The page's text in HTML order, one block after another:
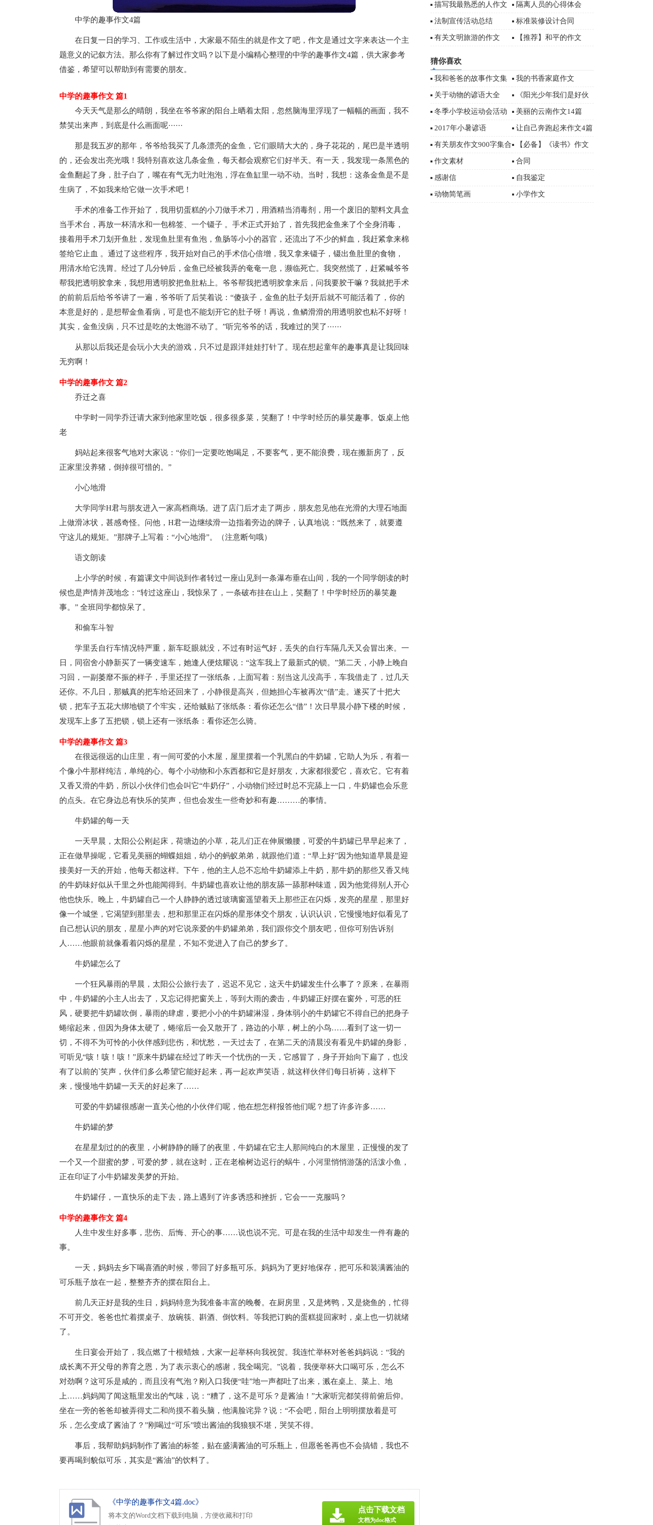
中学的趣事作文4篇
在日复一日的学习、工作或生活中，大家最不陌生的就是作文了吧，作文是通过文字来表达一个主
题意义的记叙方法。那么你有了解过作文吗？以下是小编精心整理的中学的趣事作文4篇，供大家参考
借鉴，希望可以帮助到有需要的朋友。
中学的趣事作文 篇1
今天天气是那么的晴朗，我坐在爷爷家的阳台上晒着太阳，忽然脑海里浮现了一幅幅的画面，我不
禁笑出来声，到底是什么画面呢······
那是我五岁的那年，爷爷给我买了几条漂亮的金鱼，它们眼睛大大的，身子花花的，尾巴是半透明
的，还会发出亮光哦！我特别喜欢这几条金鱼，每天都会观察它们好半天。有一天，我发现一条黑色的
金鱼翻起了身，肚子白了，嘴在有气无力吐泡泡，浮在鱼缸里一动不动。当时，我想：这条金鱼是不是
生病了，不如我来给它做一次手术吧！
手术的准备工作开始了，我用切蛋糕的小刀做手术刀，用酒精当消毒剂，用一个废旧的塑料文具盒
当手术台，再放一杯清水和一包棉签、一个镊子 。手术正式开始了，首先我把金鱼来了个全身消毒，
接着用手术刀划开鱼肚，发现鱼肚里有鱼泡，鱼肠等小小的器官，还流出了不少的鲜血，我赶紧拿来棉
签给它止血 。通过了这些程序，我开始对自己的手术信心倍增，我又拿来镊子，镊出鱼肚里的食物，
用清水给它洗胃。经过了几分钟后，金鱼已经被我弄的奄奄一息，濒临死亡。我突然慌了，赶紧喊爷爷
帮我把透明胶拿来，我想用透明胶把鱼肚粘上。爷爷帮我把透明胶拿来后，问我要胶干嘛？我就把手术
的前前后后给爷爷讲了一遍，爷爷听了后笑着说：“傻孩子，金鱼的肚子划开后就不可能活着了，你的
本意是好的，是想帮金鱼看病，可是也不能划开它的肚子呀！再说，鱼鳞滑滑的用透明胶也粘不好呀！
其实，金鱼没病，只不过是吃的太饱游不动了。”听完爷爷的话，我难过的哭了······
从那以后我还是会玩小大夫的游戏，只不过是跟洋娃娃打针了。现在想起童年的趣事真是让我回味
无穷啊！
中学的趣事作文 篇2
乔迁之喜
中学时一同学乔迁请大家到他家里吃饭，很多很多菜，笑翻了！中学时经历的暴笑趣事。饭桌上他
老
妈站起来很客气地对大家说：“你们一定要吃饱喝足，不要客气，更不能浪费，现在搬新房了，反
正家里没养猪，倒掉很可惜的。”
小心地滑
大学同学H君与朋友进入一家高档商场。进了店门后才走了两步，朋友忽见他在光滑的大理石地面
上做滑冰状，甚感奇怪。问他，H君一边继续滑一边指着旁边的牌子，认真地说：“既然来了，就要遵
守这儿的规矩。”那牌子上写着：“小心地滑”。（注意断句哦）
语文朗读
上小学的时候，有篇课文中间说到作者转过一座山见到一条瀑布垂在山间，我的一个同学朗读的时
候也是声情并茂地念：“转过这座山，我惊呆了，一条破布挂在山上，笑翻了！中学时经历的暴笑趣
事。” 全班同学都惊呆了。
和偷车斗智
学里丢自行车情况特严重，新车眨眼就没，不过有时运气好，丢失的自行车隔几天又会冒出来。一
日，同宿舍小静新买了一辆变速车，她逢人便炫耀说：“这车我上了最新式的锁。”第二天，小静上晚自
习回，一副萎靡不振的样子，手里还捏了一张纸条，上面写着：别当这儿没高手，车我借走了，过几天
还你。不几日，那贼真的把车给还回来了，小静很是高兴，但她担心车被再次“借”走。遂买了十把大
锁，把车子五花大绑地锁了个牢实，还给贼贴了张纸条：看你还怎么“借”！次日早晨小静下楼的时候，
发现车上多了五把锁，锁上还有一张纸条：看你还怎么骑。
中学的趣事作文 篇3
在很远很远的山庄里，有一间可爱的小木屋，屋里摆着一个乳黑白的牛奶罐，它助人为乐，有着一
个像小牛那样纯洁，单纯的心。每个小动物和小东西都和它是好朋友，大家都很爱它，喜欢它。它有着
又香又滑的牛奶，所以小伙伴们也会叫它“牛奶仔”，小动物们经过时总不完舔上一口，牛奶罐也会乐意
的点头。在它身边总有快乐的笑声，但也会发生一些奇妙和有趣………的事情。
牛奶罐的每一天
一天早晨，太阳公公刚起床，荷塘边的小草，花儿们正在伸展懒腰，可爱的牛奶罐已早早起来了，
正在做早操呢，它看见美丽的蝴蝶姐姐，幼小的蚂蚁弟弟，就跟他们道：“早上好”因为他知道早晨是迎
接美好一天的开始，他每天都这样。下午，他的主人总不忘给牛奶罐添上牛奶，那牛奶的那些又香又纯
的牛奶味好似从千里之外也能闻得到。牛奶罐也喜欢让他的朋友舔一舔那种味道，因为他觉得别人开心
他也快乐。晚上，牛奶罐自己一个人静静的透过玻璃窗遥望着天上那些正在闪烁，发亮的星星，那里好
像一个城堡，它渴望到那里去，想和那里正在闪烁的星形体交个朋友，认识认识，它慢慢地好似看见了
自己想认识的朋友，星星小声的对它说亲爱的牛奶罐弟弟，我们跟你交个朋友吧，但你可别告诉别
人……他眼前就像看着闪烁的星星，不知不觉进入了自己的梦乡了。
牛奶罐怎么了
一个狂风暴雨的早晨，太阳公公旅行去了，迟迟不见它，这天牛奶罐发生什么事了？原来，在暴雨
中，牛奶罐的小主人出去了，又忘记得把窗关上，等到大雨的袭击，牛奶罐正好摆在窗外，可恶的狂
风，硬要把牛奶罐吹倒，暴雨的肆虐，要把小小的牛奶罐淋湿，身体弱小的牛奶罐它不得自已的把身子
蜷缩起来，但因为身体太硬了，蜷缩后一会又散开了，路边的小草，树上的小鸟……看到了这一切一
切，不得不为可怜的小伙伴感到悲伤，和忧愁，一天过去了，在第二天的清晨没有看见牛奶罐的身影，
可听见“咳！咳！咳！”原来牛奶罐在经过了昨天一个忧伤的一天，它感冒了，身子开始向下扁了，也没
有了以前的`笑声，伙伴们多么希望它能好起来，再一起欢声笑语，就这样伙伴们每日祈祷，这样下
来，慢慢地牛奶罐一天天的好起来了……
可爱的牛奶罐很感谢一直关心他的小伙伴们呢，他在想怎样报答他们呢？想了许多许多……
牛奶罐的梦
在星星划过的的夜里，小树静静的睡了的夜里，牛奶罐在它主人那间纯白的木屋里，正慢慢的发了
一个又一个甜蜜的梦，可爱的梦，就在这时，正在老榆树边迟行的蜗牛，小河里悄悄游荡的活泼小鱼，
正在印证了小牛奶罐发美梦的开始。
牛奶罐仔，一直快乐的走下去，路上遇到了许多诱惑和挫折，它会一一克服吗？
中学的趣事作文 篇4
人生中发生好多事，悲伤、后悔、开心的事……说也说不完。可是在我的生活中却发生一件有趣的
事。
一天，妈妈去乡下喝喜酒的时候，带回了好多瓶可乐。妈妈为了更好地保存，把可乐和装满酱油的
可乐瓶子放在一起，整整齐齐的摆在阳台上。
前几天正好是我的生日，妈妈特意为我准备丰富的晚餐。在厨房里，又是烤鸭，又是烧鱼的，忙得
不可开交。爸爸也忙着摆桌子、放碗筷、斟酒、倒饮料。等我把订购的蛋糕提回家时，桌上也一切就绪
了。
生日宴会开始了，我点燃了十根蜡烛，大家一起举杯向我祝贺。我连忙举杯对爸爸妈妈说：“我的
成长离不开父母的养育之恩，为了表示衷心的感谢，我全喝完。”说着，我便举杯大口喝可乐，怎么不
对劲啊？这可乐是咸的，而且没有气泡？刚入口我便“哇”地一声都吐了出来，溅在桌上、菜上、地
上……妈妈闻了闻这瓶里发出的气味，说：“糟了，这不是可乐？是酱油！”大家听完都笑得前俯后仰。
坐在一旁的爸爸却被弄得丈二和尚摸不着头脑，他满脸诧异？说：“不会吧，阳台上明明摆放着是可
乐，怎么变成了酱油了？”刚喝过“可乐”喷出酱油的我狼狈不堪，哭笑不得。
事后，我帮助妈妈制作了酱油的标签，贴在盛满酱油的可乐瓶上，但愿爸爸再也不会搞错，我也不
要再喝到貌似可乐，其实是“酱油”的饮料了。
《中学的趣事作文4篇.doc》
将本文的Word文档下载到电脑，方便收藏和打印
点击下载文档
文档为doc格式
篇)描写我最熟悉的人作文
500字
隔离人员的心得体会
法制宣传活动总结 标准装修设计合同
有关文明旅游的作文 【推荐】和平的作文
猜你喜欢
我和爸爸的故事作文集
锦15篇
我的书香家庭作文
关于动物的谚语大全 《阳光少年我们是好伙
伴》优秀作文
冬季小学校运动会活动
总结范文（通用5篇）
美丽的云南作文14篇
2017年小暑谚语 让自己奔跑起来作文4篇
有关朋友作文900字集合
五篇
【必备】《读书》作文
500字汇编五篇
作文素材 合同
感谢信 自我鉴定
动物简笔画 小学作文